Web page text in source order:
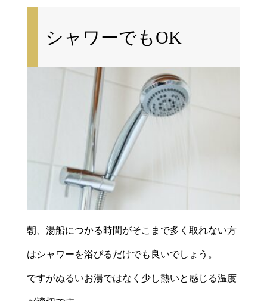
シャワーでもOK
朝、湯船につかる時間がそこまで多く取れない方
はシャワーを浴びるだけでも良いでしょう。
ですがぬるいお湯ではなく少し熱いと感じる温度